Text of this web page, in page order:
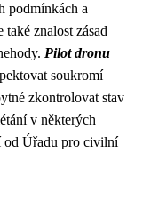
podmínkách a
znalost zásad
Pilot dronu
soukromí
zkontrolovat stav
v některých
od Úřadu pro civilní